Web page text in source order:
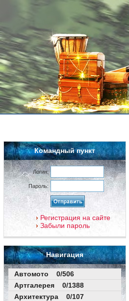
Командный пункт
Логин:
Пароль:
Регистрация на сайте
Забыли пароль
Навигация
Автомото 0/506
Артгалерея 0/1388
Архитектура 0/107